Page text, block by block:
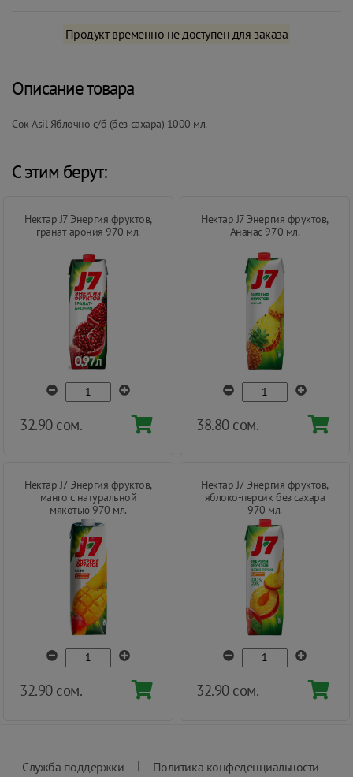
Продукт временно не доступен для заказа
Описание товара
Сок Asil Яблочно с/б (без сахара) 1000 мл.
С этим берут:
Нектар J7 Энергия фруктов,
гранат-арония 970 мл.
32.90 сом.
Нектар J7 Энергия фруктов,
Ананас 970 мл.
38.80 сом.
Нектар J7 Энергия фруктов,
манго с натуральной
мякотью 970 мл.
32.90 сом.
Нектар J7 Энергия фруктов,
яблоко-персик без сахара
970 мл.
32.90 сом.
Служба поддержки | Политика конфеденциальности